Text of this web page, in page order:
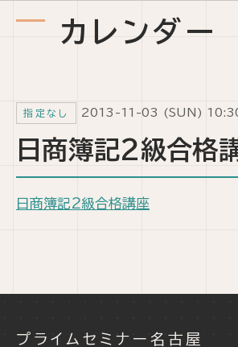
カレンダー
指定なし 2013-11-03 (SUN)
日商簿記2級合格
日商簿記2級合格講座
プライムセミナー名古屋